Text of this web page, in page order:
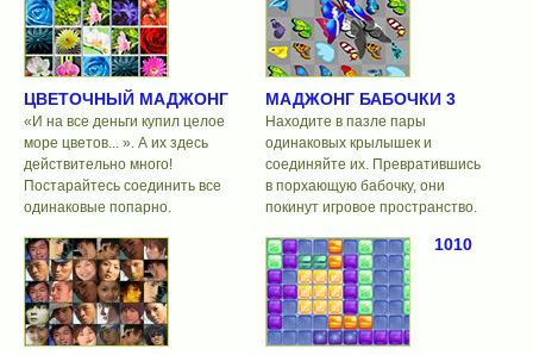
ЦВЕТОЧНЫЙ МАДЖОНГ
«И на все деньги купил целое
море цветов... ». А их здесь
действительно много!
Постарайтесь соединить все
одинаковые попарно.
МАДЖОНГ БАБОЧКИ 3
Находите в пазле пары
одинаковых крылышек и
соединяйте их. Превратившись
в порхающую бабочку, они
покинут игровое пространство.
1010